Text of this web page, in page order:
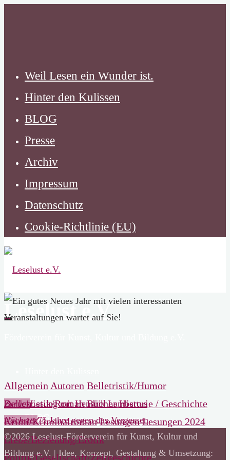
Weil Lesen ein Wunder ist.
Hinter den Kulissen
BLOG
Presse
Archiv
Impressum
Datenschutz
Cookie-Richtlinie (EU)
Leselust e.V.
BLOG
Allgemein Autoren Belletristik/Humor
Belletristik/Roman Bücher Historie / Geschichte
Krimi/Kriminalroman Lesungen Lesungen 2024
Liebe/Beziehung/Erotik
Politik/Gesellschaft/Zeitgeschichte
ZurückLesung mit Hendrik Lambertus
Nächster75 Jahre gegen das Vergessen
Zurück
nach
©2026 Leselust-Förderverein für Kunst, Kultur und
Bildung e.V. | Idee, Konzept, Gestaltung & Umsetzung: